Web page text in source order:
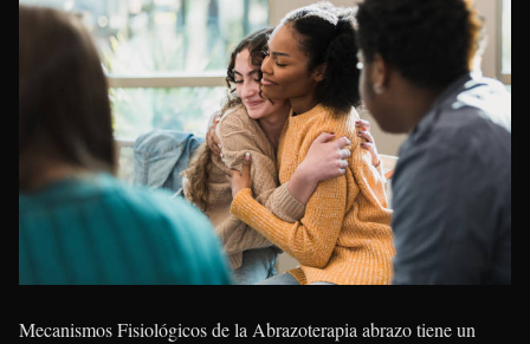
Mecanismos Fisiológicos de la Abrazoterapia abrazo tiene un